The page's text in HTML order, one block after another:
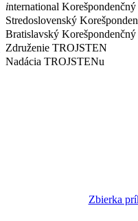
international Korešpondenčný
Stredoslovenský
Bratislavský
Združenie TROJSTEN
Nadácia TROJSTENu
Zbierka